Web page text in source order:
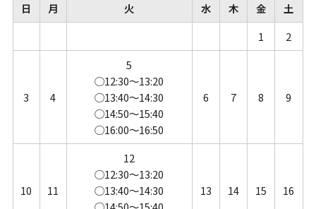
日 月 火 水 木 金
土
1
2
3 4
5
◯12:30～13:20
◯13:40～14:30
◯14:50～15:40
◯16:00～16:50
6 7 8 9
10 11
12
◯12:30～13:20
◯13:40～14:30
13 14 15 16